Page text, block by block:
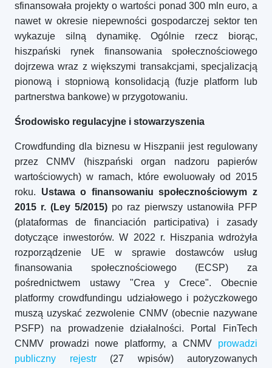
sfinansowała projekty o wartości ponad 300 mln euro, a
nawet w okresie niepewności gospodarczej sektor ten
wykazuje silną dynamikę. Ogólnie rzecz biorąc,
hiszpański rynek finansowania społecznościowego
dojrzewa wraz z większymi transakcjami, specjalizacją
pionową i stopniową konsolidacją (fuzje platform lub
partnerstwa bankowe) w przygotowaniu.
Środowisko regulacyjne i stowarzyszenia
Crowdfunding dla biznesu w Hiszpanii jest regulowany
przez CNMV (hiszpański organ nadzoru papierów
wartościowych) w ramach, które ewoluowały od 2015
roku. Ustawa o finansowaniu społecznościowym z
2015 r. (Ley 5/2015) po raz pierwszy ustanowiła PFP
(plataformas de financiación participativa) i zasady
dotyczące inwestorów. W 2022 r. Hiszpania wdrożyła
rozporządzenie UE w sprawie dostawców usług
finansowania społecznościowego (ECSP) za
pośrednictwem ustawy "Crea y Crece". Obecnie
platformy crowdfundingu udziałowego i pożyczkowego
muszą uzyskać zezwolenie CNMV (obecnie nazywane
PSFP) na prowadzenie działalności. Portal FinTech
CNMV prowadzi nowe platformy, a CNMV prowadzi
publiczny rejestr(27 wpisów) autoryzowanych